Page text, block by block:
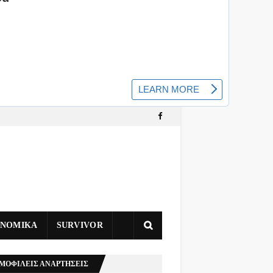
SURVIVOR
ΑΝΑΡΤΗΣΕΙΣ